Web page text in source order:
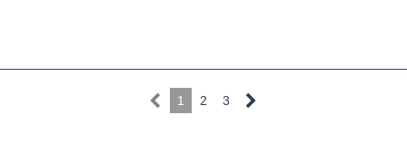
1 2 3